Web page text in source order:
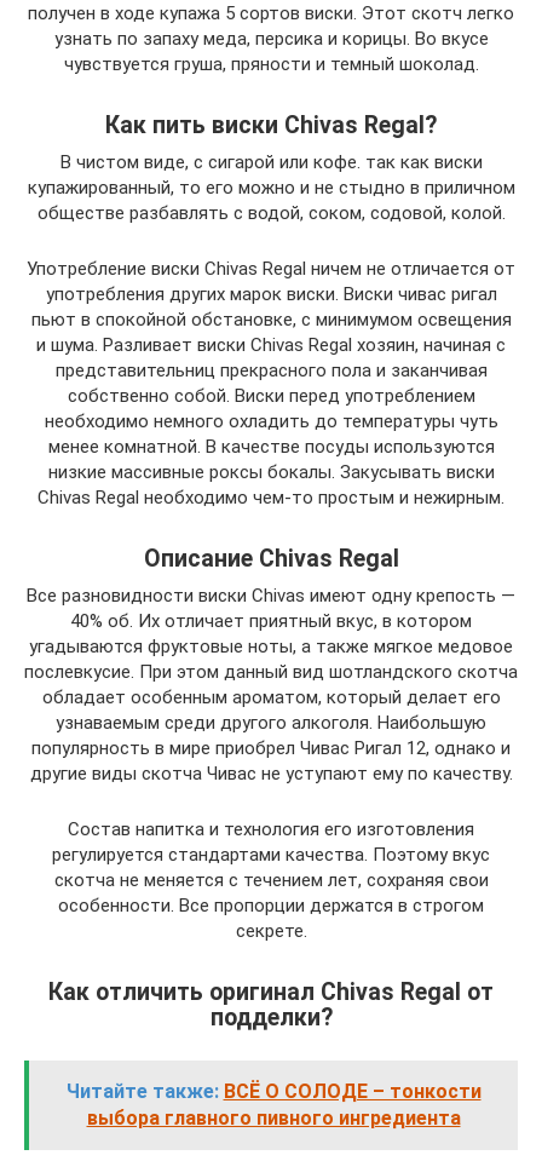
получен в ходе купажа 5 сортов виски. Этот скотч легко
узнать по запаху меда, персика и корицы. Во вкусе
чувствуется груша, пряности и темный шоколад.
Как пить виски Chivas Regal?
В чистом виде, с сигарой или кофе. так как виски
купажированный, то его можно и не стыдно в приличном
обществе разбавлять с водой, соком, содовой, колой.
Употребление виски Chivas Regal ничем не отличается от
употребления других марок виски. Виски чивас ригал
пьют в спокойной обстановке, с минимумом освещения
и шума. Разливает виски Chivas Regal хозяин, начиная с
представительниц прекрасного пола и заканчивая
собственно собой. Виски перед употреблением
необходимо немного охладить до температуры чуть
менее комнатной. В качестве посуды используются
низкие массивные роксы бокалы. Закусывать виски
Chivas Regal необходимо чем-то простым и нежирным.
Описание Chivas Regal
Все разновидности виски Chivas имеют одну крепость —
40% об. Их отличает приятный вкус, в котором
угадываются фруктовые ноты, а также мягкое медовое
послевкусие. При этом данный вид шотландского скотча
обладает особенным ароматом, который делает его
узнаваемым среди другого алкоголя. Наибольшую
популярность в мире приобрел Чивас Ригал 12, однако и
другие виды скотча Чивас не уступают ему по качеству.
Состав напитка и технология его изготовления
регулируется стандартами качества. Поэтому вкус
скотча не меняется с течением лет, сохраняя свои
особенности. Все пропорции держатся в строгом
секрете.
Как отличить оригинал Chivas Regal от
подделки?
Читайте также: ВСЁ О СОЛОДЕ – тонкости
выбора главного пивного ингредиента